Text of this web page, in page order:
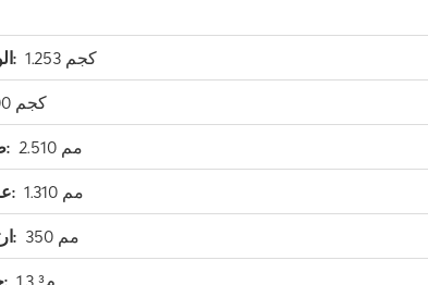
الوزن الأقصى للحمولة: 1.253 كجم
1.500 كجم
طول مساحة التحميل: 2.510 مم
عرض مساحة التحميل: 1.310 مم
ارتفاع مساحة التحميل: 350 مم